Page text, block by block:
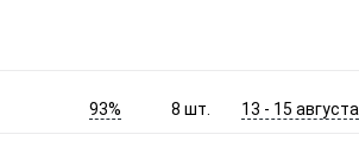
93% 8 шт. 13 - 15 августа